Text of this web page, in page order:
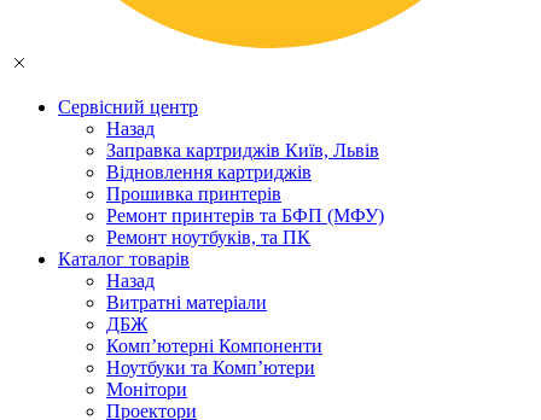
Сервісний центр
Назад
Заправка картриджів Київ, Львів
Відновлення картриджів
Прошивка принтерів
Ремонт принтерів та БФП (МФУ)
Ремонт ноутбуків, та ПК
Каталог товарів
Назад
Витратні матеріали
ДБЖ
Комп’ютерні Компоненти
Ноутбуки та Комп’ютери
Монітори
Проектори